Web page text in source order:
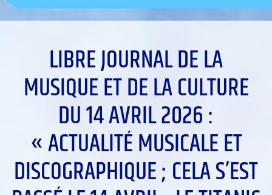
LIBRE JOURNAL DE LA
MUSIQUE ET DE LA CULTURE
DU 14 AVRIL 2026 :
« ACTUALITÉ MUSICALE ET
DISCOGRAPHIQUE ; CELA S’EST